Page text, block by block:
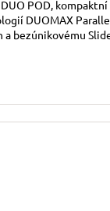
POD,
DUOMAX
a bezúnikovému